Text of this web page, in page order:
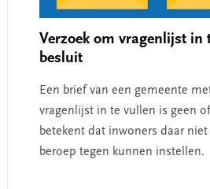
Verzoek om vragenlijst in
besluit
Een brief van een gemeente
vragenlijst in te vullen is geen
betekent dat inwoners daar
beroep tegen kunnen instellen.